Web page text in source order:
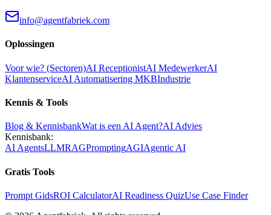
info@agentfabriek.com
Oplossingen
Voor wie? (Sectoren)AI ReceptionistAI MedewerkerAI
KlantenserviceAI Automatisering MKBIndustrie
Kennis & Tools
Blog & KennisbankWat is een AI Agent?AI Advies
Kennisbank:
AI AgentsLLMRAGPromptingAGIAgentic AI
Gratis Tools
Prompt GidsROI CalculatorAI Readiness QuizUse Case Finder